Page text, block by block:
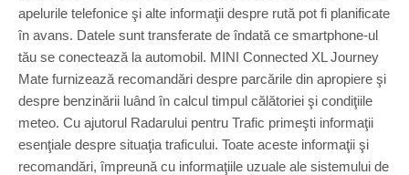
apelurile telefonice şi alte informaţii despre rută pot fi planificate
în avans. Datele sunt transferate de îndată ce smartphone-ul
tău se conectează la automobil. MINI Connected XL Journey
Mate furnizează recomandări despre parcările din apropiere şi
despre benzinării luând în calcul timpul călătoriei şi condiţiile
meteo. Cu ajutorul Radarului pentru Trafic primeşti informaţii
esenţiale despre situaţia traficului. Toate aceste informaţii şi
recomandări, împreună cu informaţiile uzuale ale sistemului de